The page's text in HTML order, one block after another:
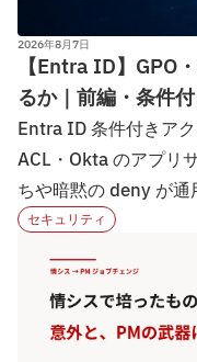
2026年8月7日
【Entra ID】GPO
るか｜前編・条件
Entra ID 条件付きア
ACL・Okta のアプリ
ちや暗黙の deny が通
設計の勘所を解説…
セキュリティ